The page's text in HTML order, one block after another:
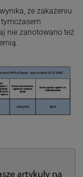
że zakażeniu
nie zanotowano też